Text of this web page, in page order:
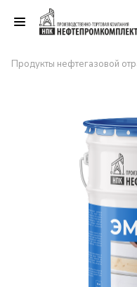
Продукты нефтегазовой